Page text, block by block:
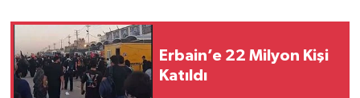
Erbain’e 22 Milyon Kişi
Katıldı